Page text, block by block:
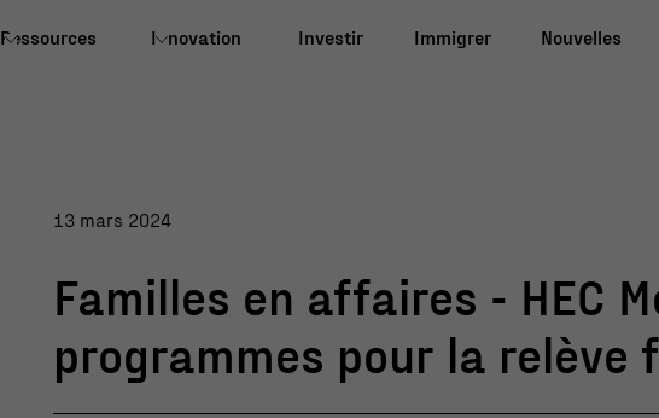
Ressources Innovation Investir Immigrer Nouvelles
13 mars 2024
Familles en affaires - HEC
programmes pour la relève